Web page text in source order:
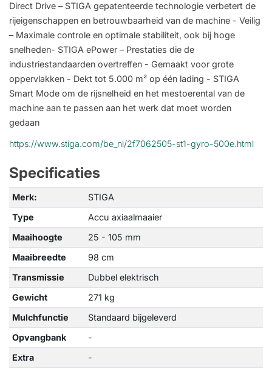
Direct Drive – STIGA gepatenteerde technologie verbetert de
rijeigenschappen en betrouwbaarheid van de machine - Veilig
– Maximale controle en optimale stabiliteit, ook bij hoge
snelheden- STIGA ePower – Prestaties die de
industriestandaarden overtreffen - Gemaakt voor grote
oppervlakken - Dekt tot 5.000 m² op één lading - STIGA
Smart Mode om de rijsnelheid en het mestoerental van de
machine aan te passen aan het werk dat moet worden
gedaan
https://www.stiga.com/be_nl/2f7062505-st1-gyro-500e.html
Specificaties
Merk:
STIGA
Type
Accu axiaalmaaier
Maaihoogte
25 - 105 mm
Maaibreedte
98 cm
Transmissie
Dubbel elektrisch
Gewicht
271 kg
Mulchfunctie
Standaard bijgeleverd
Opvangbank
-
Extra
-